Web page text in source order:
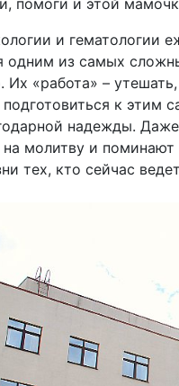
и гематологии
одним из самых
«работа» –
к этим
надежды.
молитву и
тех, кто сейчас